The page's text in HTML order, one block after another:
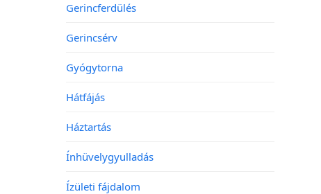
Gerincferdülés
Gerincsérv
Gyógytorna
Hátfájás
Háztartás
Ínhüvelygyulladás
Ízületi fájdalom